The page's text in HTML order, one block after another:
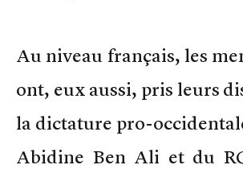
Au niveau français, les
ont, eux aussi, pris leurs
la dictature pro-
Abidine Ben Ali et du